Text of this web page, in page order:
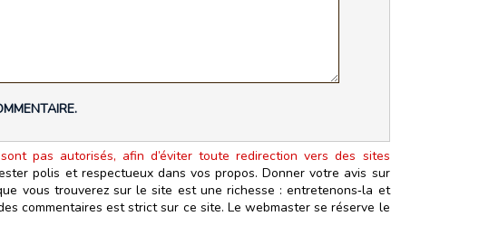
pas autorisés, afin d’éviter toute redirection vers des sites
polis et respectueux dans vos propos. Donner votre avis sur
vous trouverez sur le site est une richesse : entretenons‑la et
commentaires est strict sur ce site. Le webmaster se réserve le